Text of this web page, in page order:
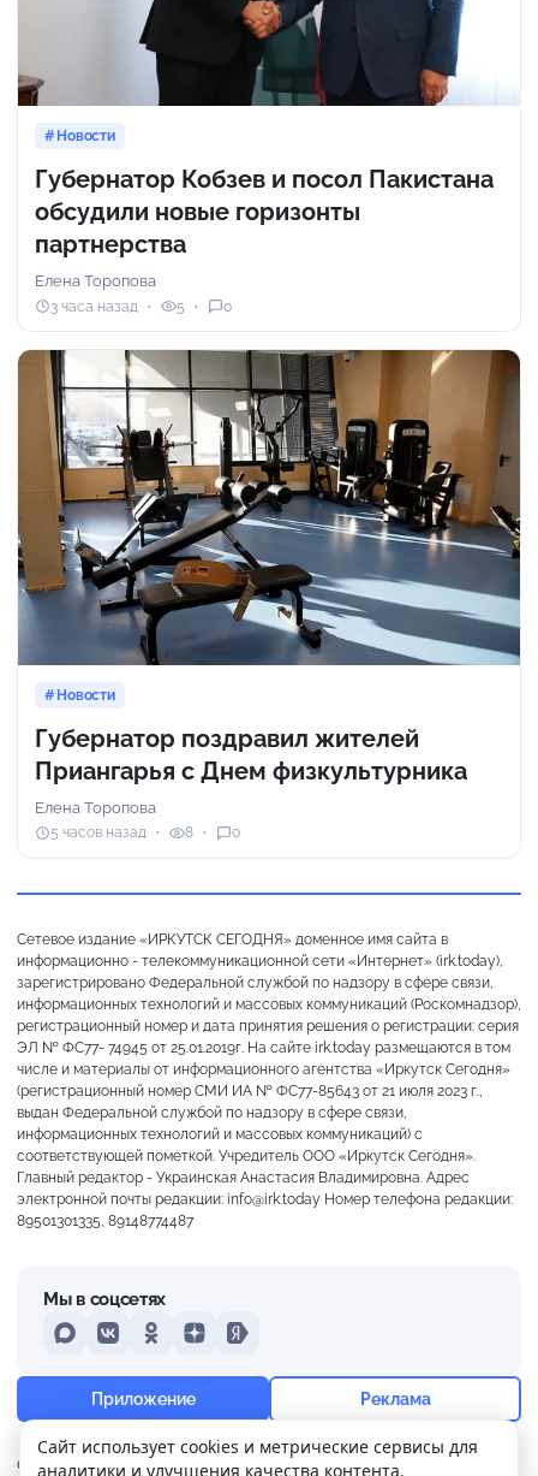
+19° Ощущается как +19
Новости
Губернатор Кобзев и посол Пакистана
обсудили новые горизонты
партнерства
Елена Торопова
3 часа назад 5 0
Новости
Губернатор поздравил жителей
Приангарья с Днем физкультурника
Елена Торопова
5 часов назад 8 0
Сетевое издание «ИРКУТСК СЕГОДНЯ» доменное имя сайта в
информационно - телекоммуникационной сети «Интернет» (irk.today),
зарегистрировано Федеральной службой по надзору в сфере связи,
информационных технологий и массовых коммуникаций (Роскомнадзор),
регистрационный номер и дата принятия решения о регистрации: серия
ЭЛ № ФС77- 74945 от 25.01.2019г. На сайте irk.today размещаются в том
числе и материалы от информационного агентства «Иркутск Сегодня»
(регистрационный номер СМИ ИА № ФС77-85643 от 21 июля 2023 г.,
выдан Федеральной службой по надзору в сфере связи,
информационных технологий и массовых коммуникаций) с
соответствующей пометкой. Учредитель ООО «Иркутск Сегодня».
Главный редактор - Украинская Анастасия Владимировна. Адрес
электронной почты редакции: info@irk.today Номер телефона редакции:
89501301335, 89148774487
О нас Контакты Прислать новость
Мы в соцсетях
MAXVKontakteOdnoklassniki
DzenYandex
Приложение Реклама
Сайт использует cookies и метрические сервисы для
аналитики и улучшения качества контента.